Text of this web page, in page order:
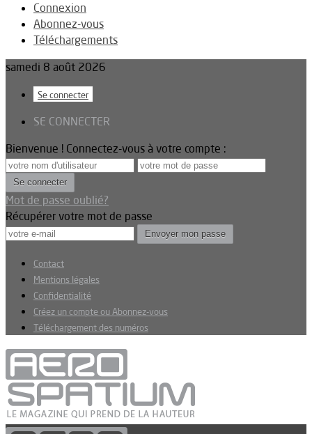
Connexion
Abonnez-vous
Téléchargements
samedi 8 août 2026
Se connecter
SE CONNECTER
Bienvenue ! Connectez-vous à votre compte :
Mot de passe oublié?
Récupérer votre mot de passe
Contact
Mentions légales
Confidentialité
Créez un compte ou Abonnez-vous
Téléchargement des numéros